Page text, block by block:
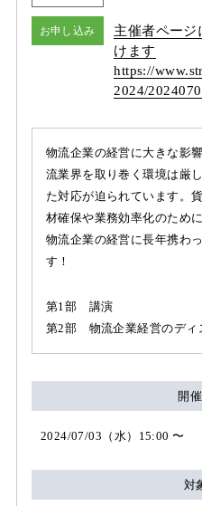
お申し込み
主催者ページ
けます
https://
2024/
物流企業の経営に大きな影
流業界を取り巻く環境は厳
た対応が迫られています。
材確保や業務効率化のため
物流企業の経営に長年携わ
す！
第1部 講演
第2部 物流企業経営のディ
開
2024/07/03（水）15:00 〜
対